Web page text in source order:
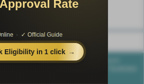
по педагогике
публикаций
- 2016-2026 год. Материал